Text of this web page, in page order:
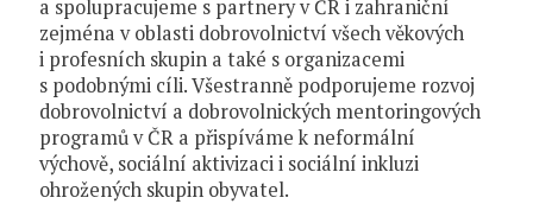
a spolupracujeme s partnery v ČR i zahraniční
zejména v oblasti dobrovolnictví všech věkových
i profesních skupin a také s organizacemi
s podobnými cíli. Všestranně podporujeme rozvoj
dobrovolnictví a dobrovolnických mentoringových
programů v ČR a přispíváme k neformální
výchově, sociální aktivizaci i sociální inkluzi
ohrožených skupin obyvatel.